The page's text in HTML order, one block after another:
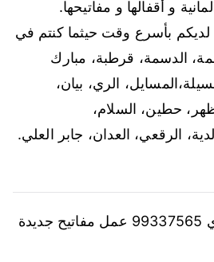
و أقفالها و مفاتيحها.
بأسرع وقت حيثما كنتم في
الدسمة، قرطبة، مبارك
الري، بيان،
حطين، السلام،
الرقعي، العدان، جابر العلي.
مفاتيح سيارات شيري 99337565 عمل مفاتيح جديدة